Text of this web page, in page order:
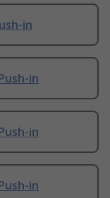
in
in
in
in